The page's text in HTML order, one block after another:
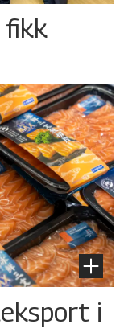
fikk
i